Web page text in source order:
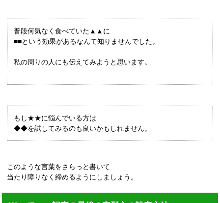
普段何気なく食べていた▲▲に
■■という効果があるなんて知りませんでした。
私の周りの人にも伝えてみようと思います。
もし★★に悩んでいる方は
◆◆を試してみるのも良いかもしれません。
このような言葉をさらっと書いて
当たり障りなく締めるようにしましょう。